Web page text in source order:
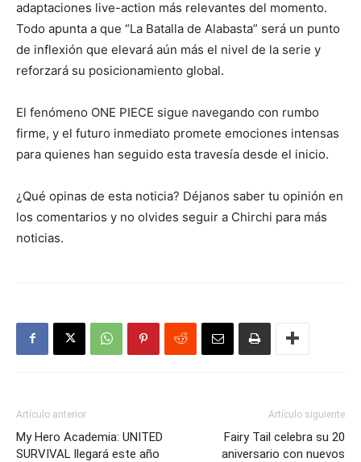
adaptaciones live-action más relevantes del momento.
Todo apunta a que “La Batalla de Alabasta” será un punto
de inflexión que elevará aún más el nivel de la serie y
reforzará su posicionamiento global.
El fenómeno ONE PIECE sigue navegando con rumbo
firme, y el futuro inmediato promete emociones intensas
para quienes han seguido esta travesía desde el inicio.
¿Qué opinas de esta noticia? Déjanos saber tu opinión en
los comentarios y no olvides seguir a Chirchi para más
noticias.
Artículo anterior
My Hero Academia: UNITED
SURVIVAL llegará este año
Artículo siguiente
Fairy Tail celebra su 20
aniversario con nuevos